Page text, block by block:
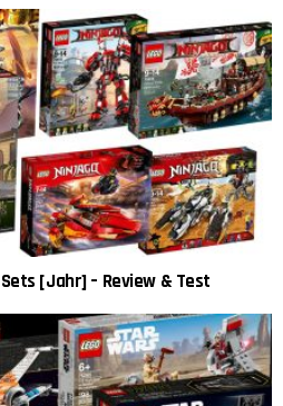
Sets [Jahr] – Review & Test